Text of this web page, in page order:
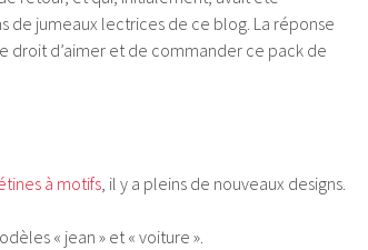
de jumeaux lectrices de ce blog. La réponse
droit d’aimer et de commander ce pack de
à motifs, il y a pleins de nouveaux designs.
« jean » et « voiture ».